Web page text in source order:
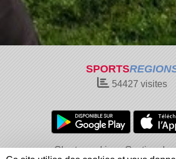
SPORTS
54427 visites
Charte cookies
Gestion